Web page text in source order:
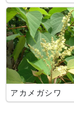
アカメガシワ